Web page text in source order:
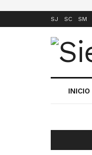
SJ SC SM
INICIO